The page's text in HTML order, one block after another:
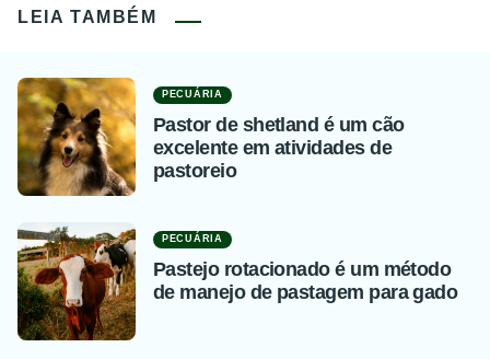
LEIA TAMBÉM
PECUÁRIA
Pastor de shetland é um cão
excelente em atividades de
pastoreio
PECUÁRIA
Pastejo rotacionado é um método
de manejo de pastagem para gado